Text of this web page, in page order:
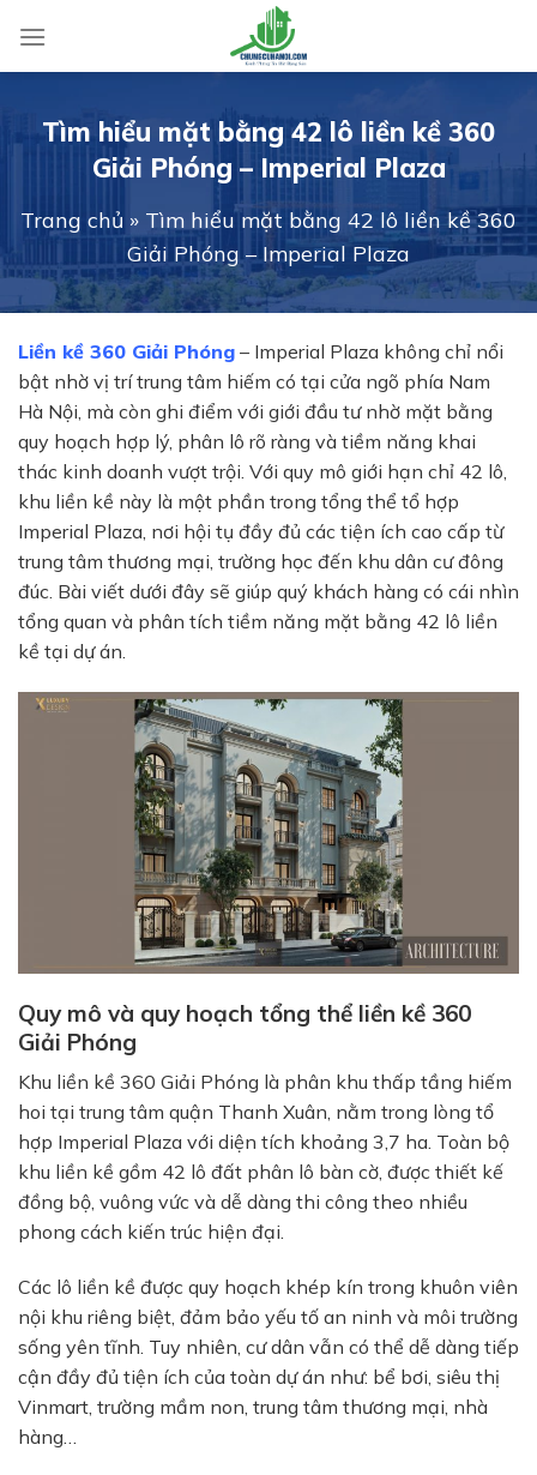
content
Tìm hiểu mặt bằng 42 lô liền kề 360
Giải Phóng – Imperial Plaza
Trang chủ » Tìm hiểu mặt bằng 42 lô liền kề 360
Giải Phóng – Imperial Plaza
Liền kề 360 Giải Phóng – Imperial Plaza không chỉ nổi
bật nhờ vị trí trung tâm hiếm có tại cửa ngõ phía Nam
Hà Nội, mà còn ghi điểm với giới đầu tư nhờ mặt bằng
quy hoạch hợp lý, phân lô rõ ràng và tiềm năng khai
thác kinh doanh vượt trội. Với quy mô giới hạn chỉ 42 lô,
khu liền kề này là một phần trong tổng thể tổ hợp
Imperial Plaza, nơi hội tụ đầy đủ các tiện ích cao cấp từ
trung tâm thương mại, trường học đến khu dân cư đông
đúc. Bài viết dưới đây sẽ giúp quý khách hàng có cái nhìn
tổng quan và phân tích tiềm năng mặt bằng 42 lô liền
kề tại dự án.
Quy mô và quy hoạch tổng thể liền kề 360
Giải Phóng
Khu liền kề 360 Giải Phóng là phân khu thấp tầng hiếm
hoi tại trung tâm quận Thanh Xuân, nằm trong lòng tổ
hợp Imperial Plaza với diện tích khoảng 3,7 ha. Toàn bộ
khu liền kề gồm 42 lô đất phân lô bàn cờ, được thiết kế
đồng bộ, vuông vức và dễ dàng thi công theo nhiều
phong cách kiến trúc hiện đại.
Các lô liền kề được quy hoạch khép kín trong khuôn viên
nội khu riêng biệt, đảm bảo yếu tố an ninh và môi trường
sống yên tĩnh. Tuy nhiên, cư dân vẫn có thể dễ dàng tiếp
cận đầy đủ tiện ích của toàn dự án như: bể bơi, siêu thị
Vinmart, trường mầm non, trung tâm thương mại, nhà
hàng…